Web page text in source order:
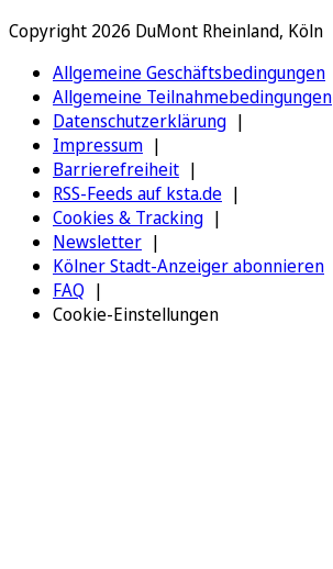
Copyright 2026 DuMont Rheinland, Köln
Allgemeine Geschäftsbedingungen
Allgemeine Teilnahmebedingungen
Datenschutzerklärung
Impressum
Barrierefreiheit
RSS-Feeds auf ksta.de
Cookies & Tracking
Newsletter
Kölner Stadt-Anzeiger abonnieren
FAQ
Cookie-Einstellungen